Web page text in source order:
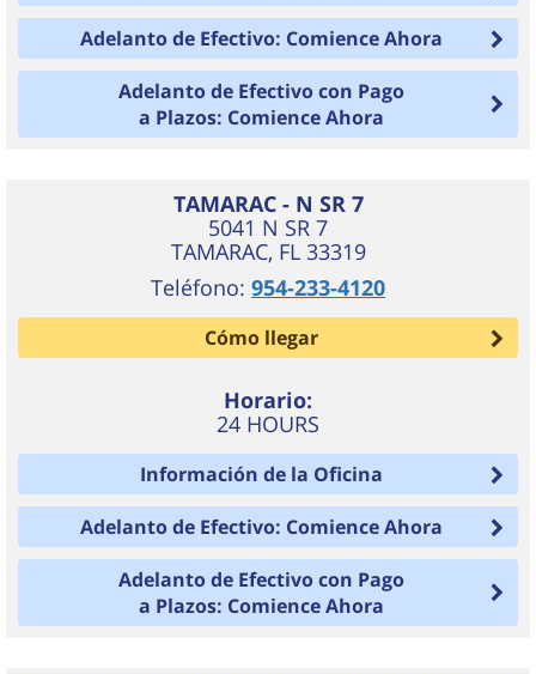
Adelanto de Efectivo: Comience Ahora
Adelanto de Efectivo con Pago
a Plazos: Comience Ahora
TAMARAC - N SR 7
5041 N SR 7
TAMARAC, FL 33319
Teléfono: 954-233-4120
Cómo llegar
Horario:
24 HOURS
Información de la Oficina
Adelanto de Efectivo: Comience Ahora
Adelanto de Efectivo con Pago
a Plazos: Comience Ahora